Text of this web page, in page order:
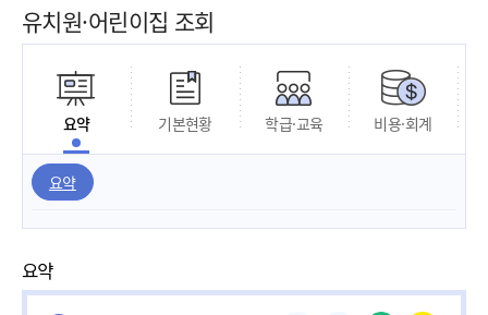
유치원·어린이집 조회
요약 기본현황 학급·교육 비용·회계
요약
요약